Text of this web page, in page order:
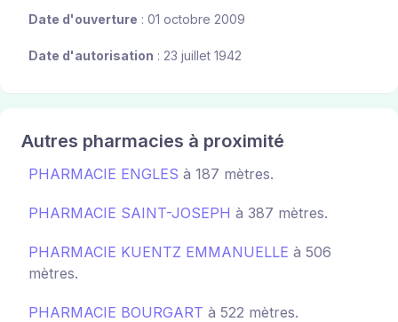
Date d'ouverture : 01 octobre 2009
Date d'autorisation : 23 juillet 1942
Autres pharmacies à proximité
PHARMACIE ENGLES à 187 mètres.
PHARMACIE SAINT-JOSEPH à 387 mètres.
PHARMACIE KUENTZ EMMANUELLE à 506
mètres.
PHARMACIE BOURGART à 522 mètres.